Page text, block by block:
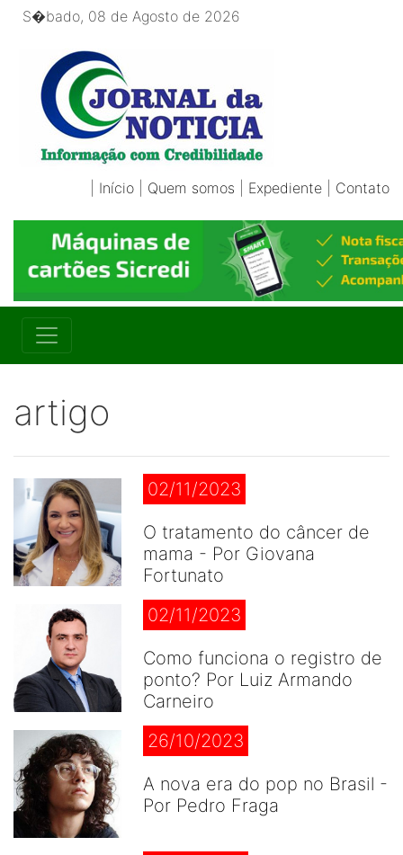
S�bado, 08 de Agosto de 2026
Início Quem somos Expediente Contato
artigo
02/11/2023
O tratamento do câncer de
mama - Por Giovana
Fortunato
02/11/2023
Como funciona o registro de
ponto? Por Luiz Armando
Carneiro
26/10/2023
A nova era do pop no Brasil -
Por Pedro Fraga